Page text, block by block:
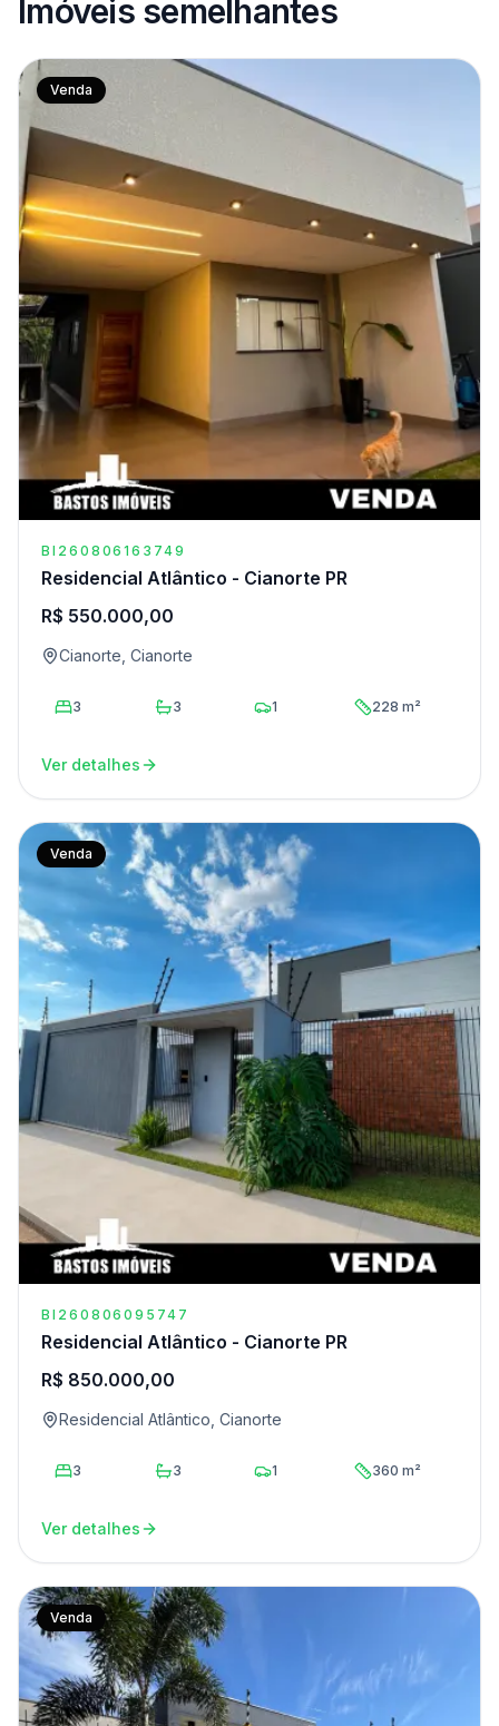
Imóveis semelhantes
Venda
BI260806163749
Residencial Atlântico - Cianorte PR
R$ 550.000,00
Cianorte, Cianorte
3 3 1 228 m²
Ver detalhes
Venda
BI260806095747
Residencial Atlântico - Cianorte PR
R$ 850.000,00
Residencial Atlântico, Cianorte
3 3 1 360 m²
Ver detalhes
Venda